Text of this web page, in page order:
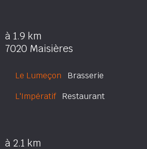
à 1.9 km
7020 Maisières
Le Lumeçon Brasserie
L'ImpératifRestaurant
à 2.1 km